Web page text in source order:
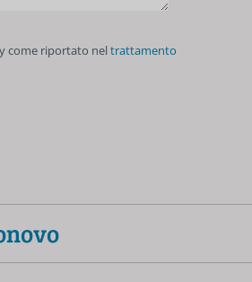
come riportato neltrattamento